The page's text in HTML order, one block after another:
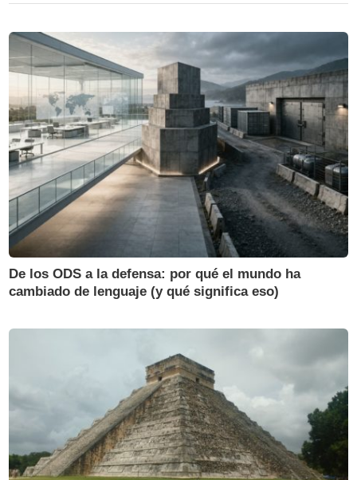
De los ODS a la defensa: por qué el mundo ha
cambiado de lenguaje (y qué significa eso)